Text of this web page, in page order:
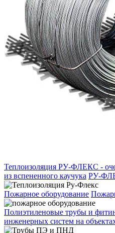
Теплоизоляция РУ-ФЛЕКС -
из вспененного каучука РУ-
Пожарное оборудование
Полиэтиленовые трубы и
инженерных систем на